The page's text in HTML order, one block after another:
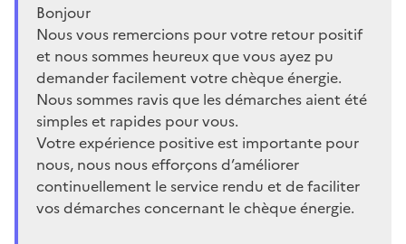
Bonjour
Nous vous remercions pour votre retour positif
et nous sommes heureux que vous ayez pu
demander facilement votre chèque énergie.
Nous sommes ravis que les démarches aient été
simples et rapides pour vous.
Votre expérience positive est importante pour
nous, nous nous efforçons d’améliorer
continuellement le service rendu et de faciliter
vos démarches concernant le chèque énergie.